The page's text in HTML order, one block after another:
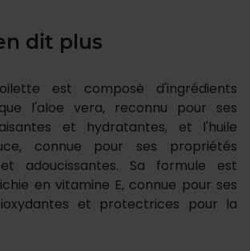
dit plus
est composé d'ingrédients
l'aloe vera, reconnu pour ses
et hydratantes, et l'huile
connue pour ses propriétés
et adoucissantes. Sa formule est
en vitamine E, connue pour ses
et protectrices pour la